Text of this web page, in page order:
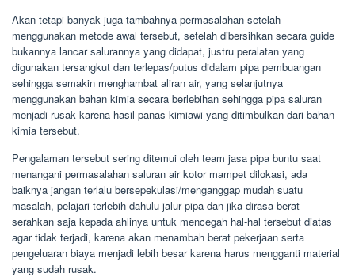
Akan tetapi banyak juga tambahnya permasalahan setelah
menggunakan metode awal tersebut, setelah dibersihkan secara guide
bukannya lancar salurannya yang didapat, justru peralatan yang
digunakan tersangkut dan terlepas/putus didalam pipa pembuangan
sehingga semakin menghambat aliran air, yang selanjutnya
menggunakan bahan kimia secara berlebihan sehingga pipa saluran
menjadi rusak karena hasil panas kimiawi yang ditimbulkan dari bahan
kimia tersebut.
Pengalaman tersebut sering ditemui oleh team jasa pipa buntu saat
menangani permasalahan saluran air kotor mampet dilokasi, ada
baiknya jangan terlalu bersepekulasi/menganggap mudah suatu
masalah, pelajari terlebih dahulu jalur pipa dan jika dirasa berat
serahkan saja kepada ahlinya untuk mencegah hal-hal tersebut diatas
agar tidak terjadi, karena akan menambah berat pekerjaan serta
pengeluaran biaya menjadi lebih besar karena harus mengganti material
yang sudah rusak.